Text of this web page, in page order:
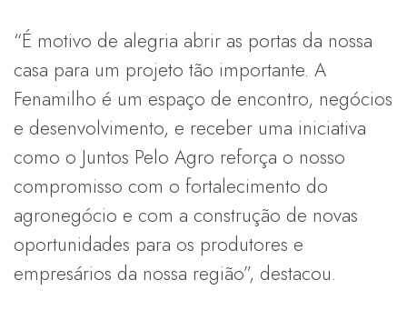
“É motivo de alegria abrir as portas da nossa
casa para um projeto tão importante. A
Fenamilho é um espaço de encontro, negócios
e desenvolvimento, e receber uma iniciativa
como o Juntos Pelo Agro reforça o nosso
compromisso com o fortalecimento do
agronegócio e com a construção de novas
oportunidades para os produtores e
empresários da nossa região”, destacou.